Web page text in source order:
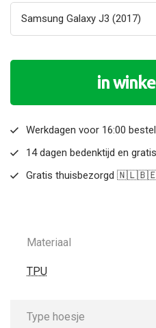
in
Werkdagen voor 16:00
14 dagen bedenktijd en
Gratis thuisbezorgd
Materiaal
TPU
Type hoesje